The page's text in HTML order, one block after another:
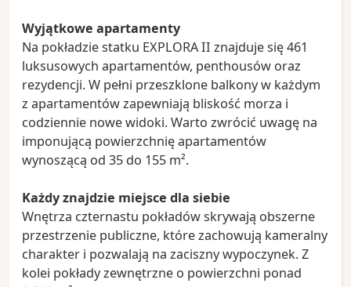
Wyjątkowe apartamenty
Na pokładzie statku EXPLORA II znajduje się 461
luksusowych apartamentów, penthousów oraz
rezydencji. W pełni przeszklone balkony w każdym
z apartamentów zapewniają bliskość morza i
codziennie nowe widoki. Warto zwrócić uwagę na
imponującą powierzchnię apartamentów
wynoszącą od 35 do 155 m².
Każdy znajdzie miejsce dla siebie
Wnętrza czternastu pokładów skrywają obszerne
przestrzenie publiczne, które zachowują kameralny
charakter i pozwalają na zaciszny wypoczynek. Z
kolei pokłady zewnętrzne o powierzchni ponad